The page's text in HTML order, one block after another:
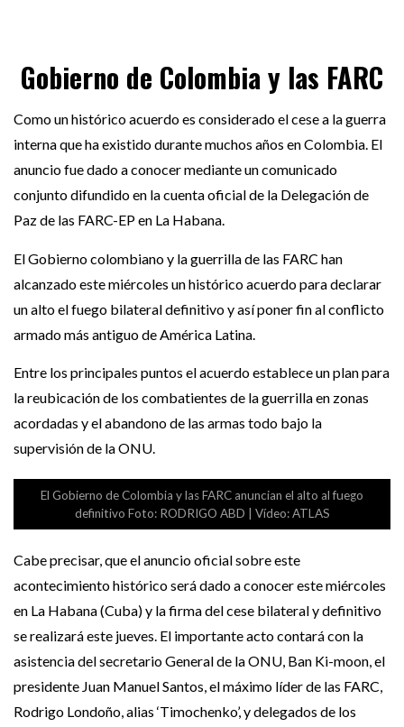
Gobierno de Colombia y las FARC
Como un histórico acuerdo es considerado el cese a la guerra
interna que ha existido durante muchos años en Colombia. El
anuncio fue dado a conocer mediante un comunicado
conjunto difundido en la cuenta oficial de la Delegación de
Paz de las FARC-EP en La Habana.
El Gobierno colombiano y la guerrilla de las FARC han
alcanzado este miércoles un histórico acuerdo para declarar
un alto el fuego bilateral definitivo y así poner fin al conflicto
armado más antiguo de América Latina.
Entre los principales puntos el acuerdo establece un plan para
la reubicación de los combatientes de la guerrilla en zonas
acordadas y el abandono de las armas todo bajo la
supervisión de la ONU.
El Gobierno de Colombia y las FARC anuncian el alto al fuego
definitivo Foto: RODRIGO ABD | Vídeo: ATLAS
Cabe precisar, que el anuncio oficial sobre este
acontecimiento histórico será dado a conocer este miércoles
en La Habana (Cuba) y la firma del cese bilateral y definitivo
se realizará este jueves. El importante acto contará con la
asistencia del secretario General de la ONU, Ban Ki-moon, el
presidente Juan Manuel Santos, el máximo líder de las FARC,
Rodrigo Londoño, alias ‘Timochenko’, y delegados de los